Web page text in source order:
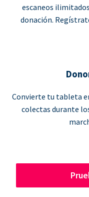
escaneos
donación.
Convierte tu tableta
colectas durante